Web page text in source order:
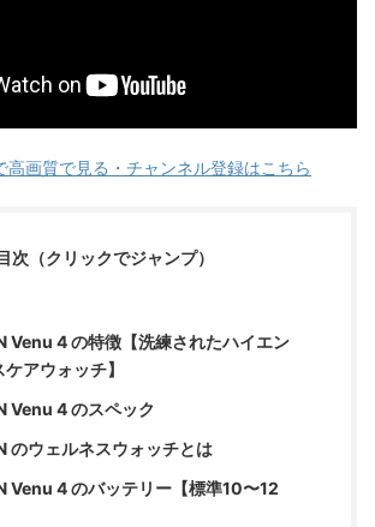
高画質で見る・チャンネル登録はこちら
次（クリックでジャンプ）
Venu 4 の特徴【洗練されたハイエン
ケアウォッチ】
Venu 4 のスペック
のウェルネスウォッチとは
Venu 4 のバッテリー【標準10〜12